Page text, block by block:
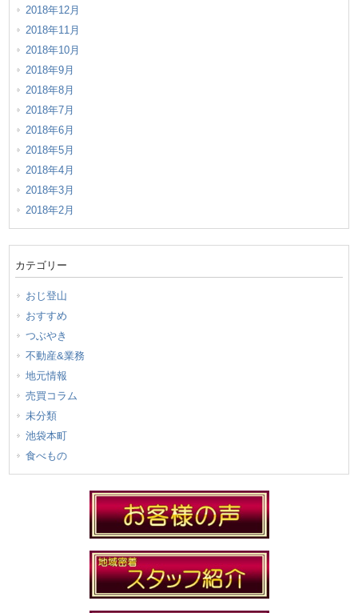
2018年12月
2018年11月
2018年10月
2018年9月
2018年8月
2018年7月
2018年6月
2018年5月
2018年4月
2018年3月
2018年2月
カテゴリー
おじ登山
おすすめ
つぶやき
不動産&業務
地元情報
売買コラム
未分類
池袋本町
食べもの